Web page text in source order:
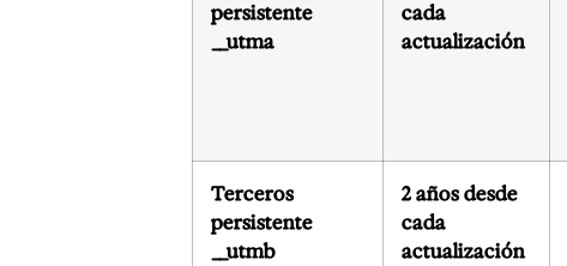
persistente
__utma
cada
actualización
Terceros
persistente
__utmb
2 años desde
cada
actualización